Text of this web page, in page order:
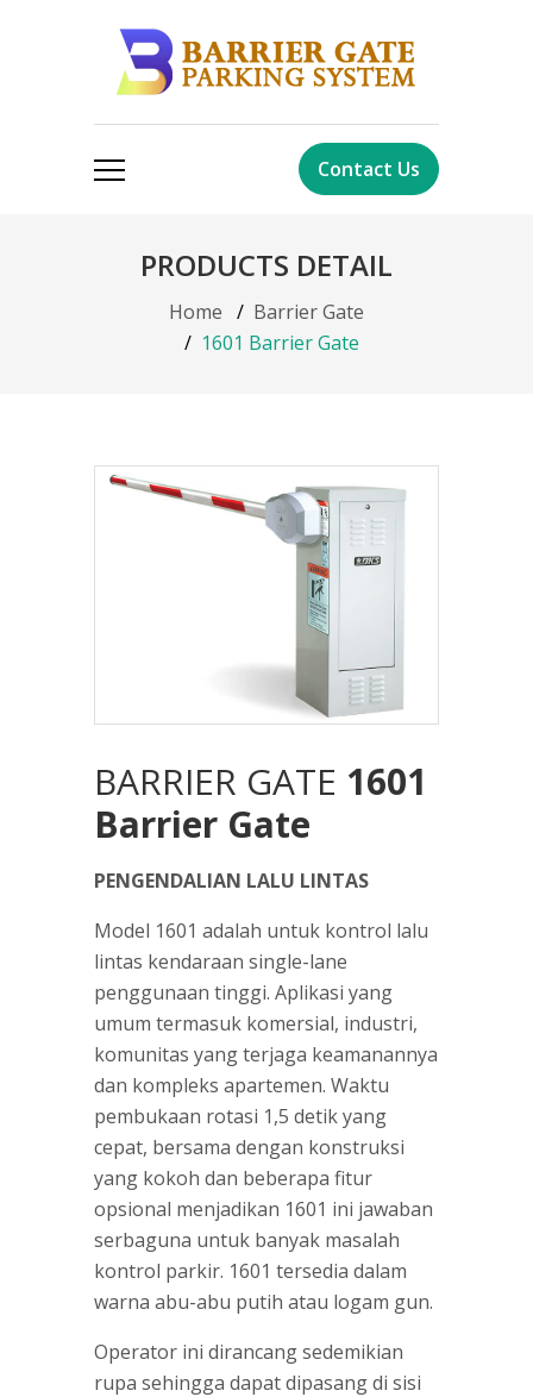
Contact Us
PRODUCTS DETAIL
Home
Barrier Gate
1601 Barrier Gate
BARRIER GATE 1601
Barrier Gate
PENGENDALIAN LALU LINTAS
Model 1601 adalah untuk kontrol lalu
lintas kendaraan single-lane
penggunaan tinggi. Aplikasi yang
umum termasuk komersial, industri,
komunitas yang terjaga keamanannya
dan kompleks apartemen. Waktu
pembukaan rotasi 1,5 detik yang
cepat, bersama dengan konstruksi
yang kokoh dan beberapa fitur
opsional menjadikan 1601 ini jawaban
serbaguna untuk banyak masalah
kontrol parkir. 1601 tersedia dalam
warna abu-abu putih atau logam gun.
Operator ini dirancang sedemikian
rupa sehingga dapat dipasang di sisi